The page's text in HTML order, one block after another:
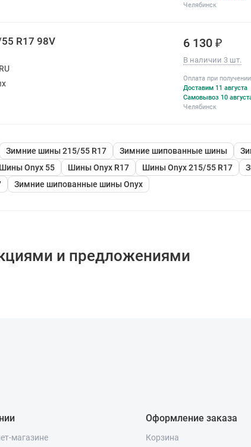
Челябинск
R17 98V 6 130 ₽
В наличии 3 шт.
Оплата при получении
Доставим 11 августа
Самовывоз 10
Челябинск
Зимние шины 215/55 R17 Зимние шипованные шины
Шины Onyx 55 Шины Onyx R17 Шины Onyx 215/55 R17
Зимние шипованные шины Onyx
и предложениями
магазине
Оформление заказа
Корзина